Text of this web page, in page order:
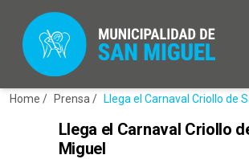
Home / Prensa / Llega el Carnaval Criollo de
Llega el Carnaval Criollo
Miguel